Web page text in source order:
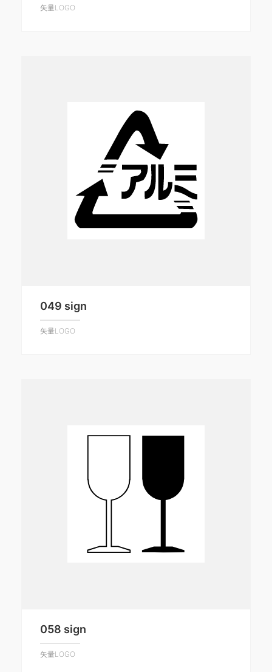
矢量LOGO
049 sign
矢量LOGO
058 sign
矢量LOGO